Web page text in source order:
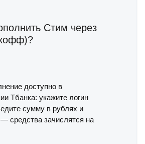
Стим через
доступно в
Тбанка: укажите логин
сумму в рублях и
средства зачислятся на